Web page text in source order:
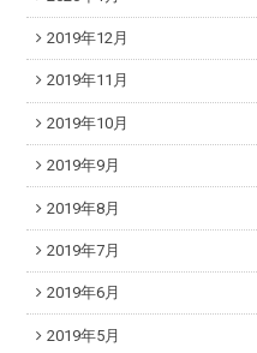
2019年12月
2019年11月
2019年10月
2019年9月
2019年8月
2019年7月
2019年6月
2019年5月